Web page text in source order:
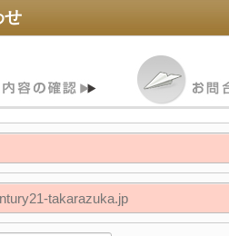
せ